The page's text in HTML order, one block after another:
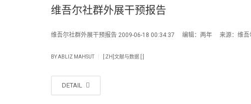
维吾尔社群外展干预报告
维吾尔社群外展干预报告 2009-06-18 00:34:37 编辑：两年 来源：维吾
BYABLIZ MAHSUT [:ZH]文献与数据 [:]
DETAIL